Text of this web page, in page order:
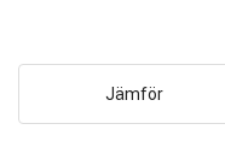
Jämför